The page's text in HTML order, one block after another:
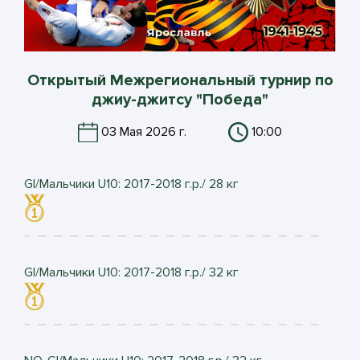
Открытый Межрегиональный турнир по
джиу-джитсу "Победа"
03 Мая 2026 г. 10:00
GI/Мальчики U10: 2017-2018 г.р./ 28 кг
GI/Мальчики U10: 2017-2018 г.р./ 32 кг